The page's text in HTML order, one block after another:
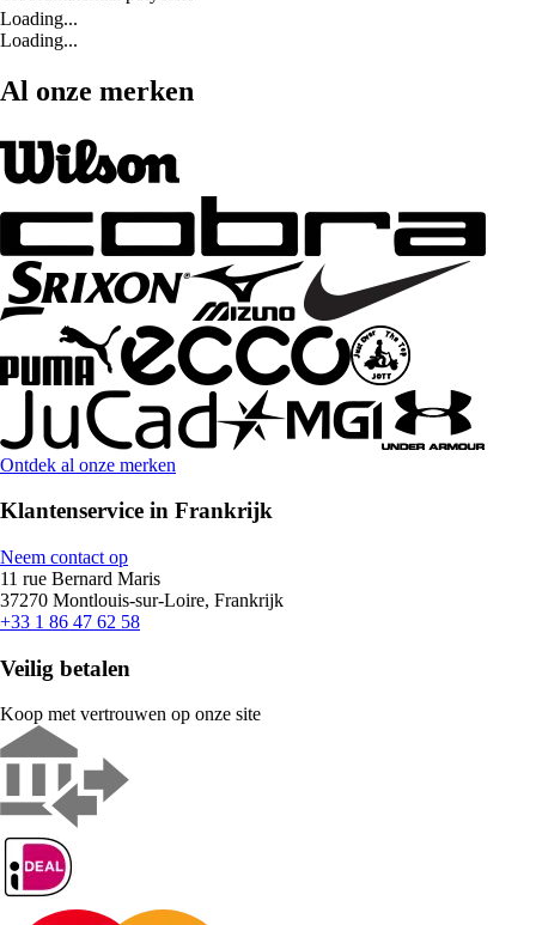
Loading...
Loading...
Al onze merken
Ontdek al onze merken
Klantenservice in Frankrijk
Neem contact op
11 rue Bernard Maris
37270 Montlouis-sur-Loire, Frankrijk
+33 1 86 47 62 58
Veilig betalen
Koop met vertrouwen op onze site